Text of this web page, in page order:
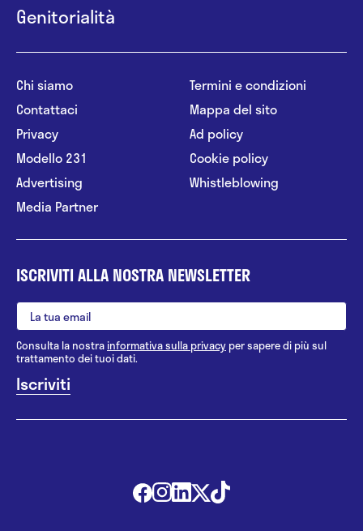
Genitorialità
Chi siamo
Contattaci
Privacy
Modello 231
Advertising
Media Partner
Termini e condizioni
Mappa del sito
Ad policy
Cookie policy
Whistleblowing
ISCRIVITI ALLA NOSTRA NEWSLETTER
Consulta la nostrainformativa sulla privacy per sapere di più sul
trattamento dei tuoi dati.